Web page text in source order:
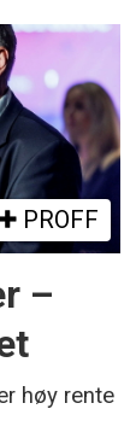
PROFF
–
høy rente